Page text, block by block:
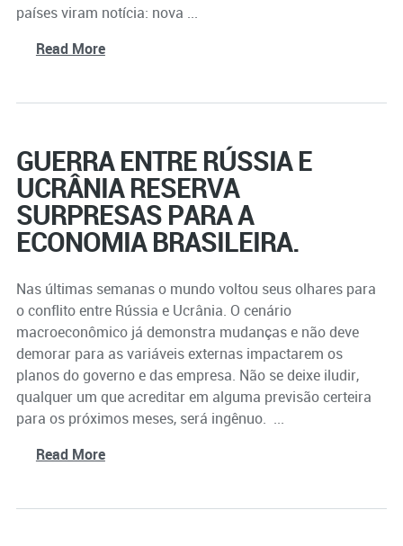
países viram notícia: nova ...
Read More
GUERRA ENTRE RÚSSIA E
UCRÂNIA RESERVA
SURPRESAS PARA A
ECONOMIA BRASILEIRA.
Nas últimas semanas o mundo voltou seus olhares para
o conflito entre Rússia e Ucrânia. O cenário
macroeconômico já demonstra mudanças e não deve
demorar para as variáveis externas impactarem os
planos do governo e das empresa. Não se deixe iludir,
qualquer um que acreditar em alguma previsão certeira
para os próximos meses, será ingênuo. ...
Read More